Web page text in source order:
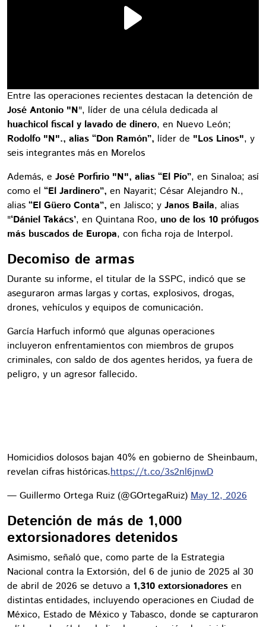
Entre las operaciones recientes destacan la detención de
José Antonio "N", líder de una célula dedicada al
huachicol fiscal y lavado de dinero, en Nuevo León;
Rodolfo "N"., alias “Don Ramón”, líder de "Los Linos", y
seis integrantes más en Morelos
Además, e José Porfirio "N", alias “El Pío”, en Sinaloa; así
como el “El Jardinero”, en Nayarit; César Alejandro N.,
alias “El Güero Conta”, en Jalisco; y Janos Baila, alias
"‘Dániel Takács’, en Quintana Roo, uno de los 10 prófugos
más buscados de Europa, con ficha roja de Interpol.
Decomiso de armas
Durante su informe, el titular de la SSPC, indicó que se
aseguraron armas largas y cortas, explosivos, drogas,
drones, vehículos y equipos de comunicación.
García Harfuch informó que algunas operaciones
incluyeron enfrentamientos con miembros de grupos
criminales, con saldo de dos agentes heridos, ya fuera de
peligro, y un agresor fallecido.
Homicidios dolosos bajan 40% en gobierno de Sheinbaum,
revelan cifras históricas.https://t.co/3s2nl6jnwD
— Guillermo Ortega Ruiz (@GOrtegaRuiz) May 12, 2026
Detención de más de 1,000
extorsionadores detenidos
Asimismo, señaló que, como parte de la Estrategia
Nacional contra la Extorsión, del 6 de junio de 2025 al 30
de abril de 2026 se detuvo a 1,310 extorsionadores en
distintas entidades, incluyendo operaciones en Ciudad de
México, Estado de México y Tabasco, donde se capturaron